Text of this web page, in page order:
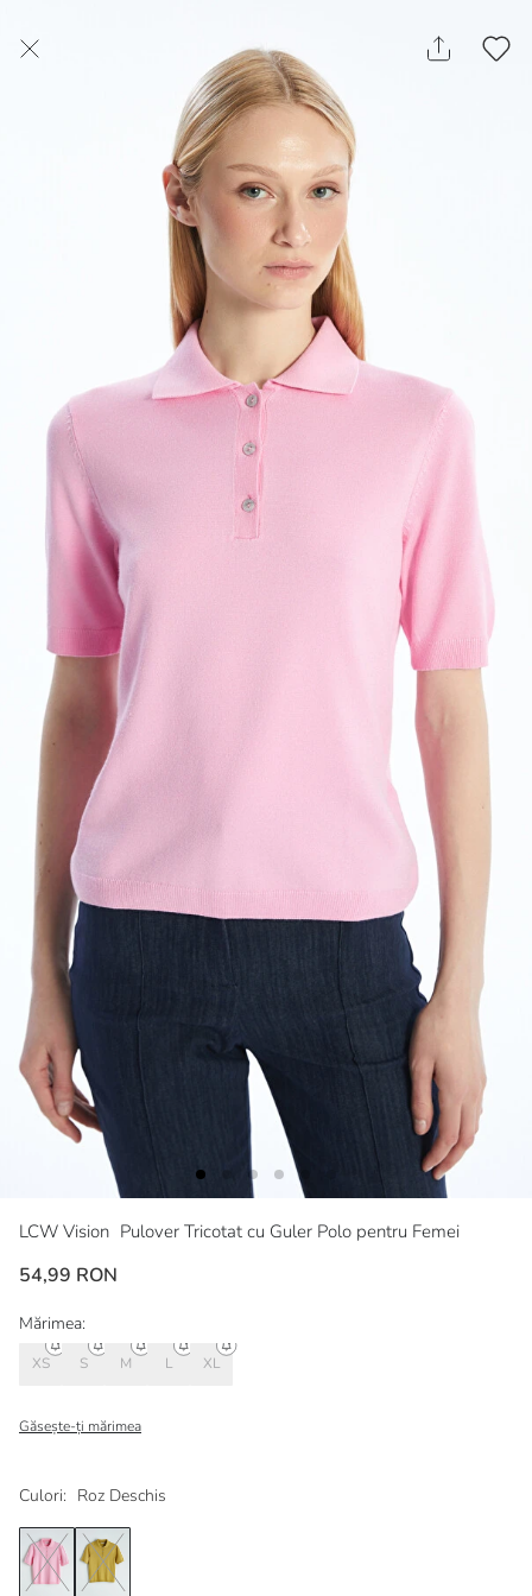
LCW Vision Pulover Tricotat cu Guler Polo pentru Femei
54,99 RON
Culori: Roz Deschis
Mărimea:
XS S M L XL
Găsește-ți mărimea